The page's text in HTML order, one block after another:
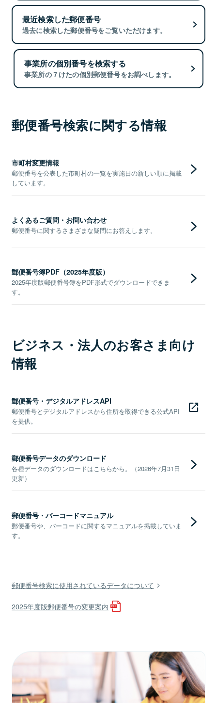
最近検索した郵便番号
過去に検索した郵便番号をご覧いただけます。
事業所の個別番号を検索する
事業所の７けたの個別郵便番号をお調べします。
郵便番号検索に関する情報
市町村変更情報
郵便番号を公表した市町村の一覧を実施日の新しい順に掲載
しています。
よくあるご質問・お問い合わせ
郵便番号に関するさまざまな疑問にお答えします。
郵便番号簿PDF（2025年度版）
2025年度版郵便番号簿をPDF形式でダウンロードできま
す。
ビジネス・法人のお客さま向け
情報
郵便番号・デジタルアドレスAPI
郵便番号とデジタルアドレスから住所を取得できる公式API
を提供。
郵便番号データのダウンロード
各種データのダウンロードはこちらから。（2026年7月31日
更新）
郵便番号・バーコードマニュアル
郵便番号や、バーコードに関するマニュアルを掲載していま
す。
郵便番号検索に使用されているデータについて
2025年度版郵便番号の変更案内